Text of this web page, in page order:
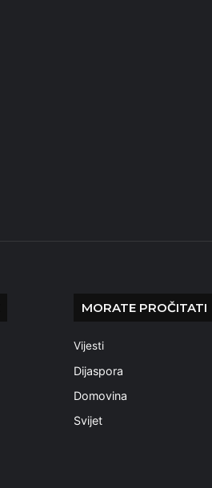
MORATE PROČITATI
Vijesti
Dijaspora
Domovina
Svijet